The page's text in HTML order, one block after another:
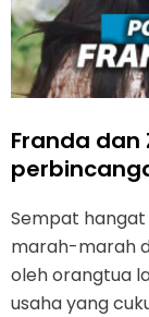
Franda
Sempat
marah-marah
oleh orangtua
usaha yang